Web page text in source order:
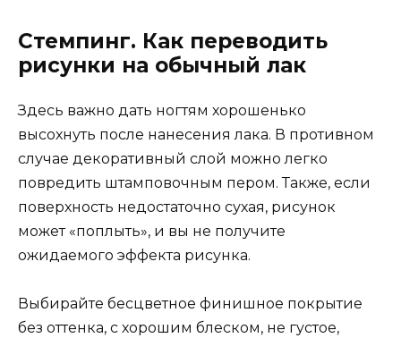
Стемпинг. Как переводить
рисунки на обычный лак
Здесь важно дать ногтям хорошенько
высохнуть после нанесения лака. В противном
случае декоративный слой можно легко
повредить штамповочным пером. Также, если
поверхность недостаточно сухая, рисунок
может «поплыть», и вы не получите
ожидаемого эффекта рисунка.
Выбирайте бесцветное финишное покрытие
без оттенка, с хорошим блеском, не густое,